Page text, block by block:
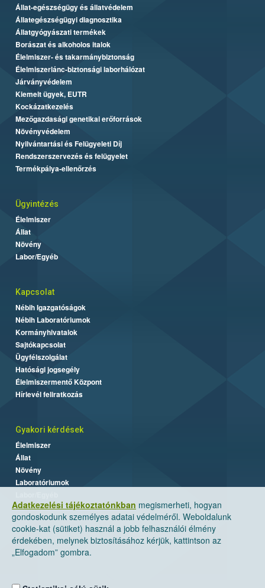
Adatkezelési tájékoztatónkban megismerheti, hogyan
gondoskodunk személyes adatai védelméről. Weboldalunk
cookie-kat (sütiket) használ a jobb felhasználói élmény
érdekében, melynek biztosításához kérjük, kattintson az
„Elfogadom” gombra.
Állat-egészségügy és állatvédelem
Állategészségügyi diagnosztika
Állatgyógyászati termékek
Borászat és alkoholos italok
Élelmiszer- és takarmánybiztonság
Élelmiszerlánc-biztonsági laborhálózat
Járványvédelem
Kiemelt ügyek, EUTR
Kockázatkezelés
Mezőgazdasági genetikai erőforrások
Növényvédelem
Nyilvántartási és Felügyeleti Díj
Rendszerszervezés és felügyelet
Termékpálya-ellenőrzés
Ügyintézés
Élelmiszer
Állat
Növény
Labor/Egyéb
Kapcsolat
Nébih Igazgatóságok
Nébih Laboratóriumok
Kormányhivatalok
Sajtókapcsolat
Ügyfélszolgálat
Hatósági jogsegély
Élelmiszermentő Központ
Hírlevél feliratkozás
Gyakori kérdések
Élelmiszer
Állat
Növény
Laboratóriumok